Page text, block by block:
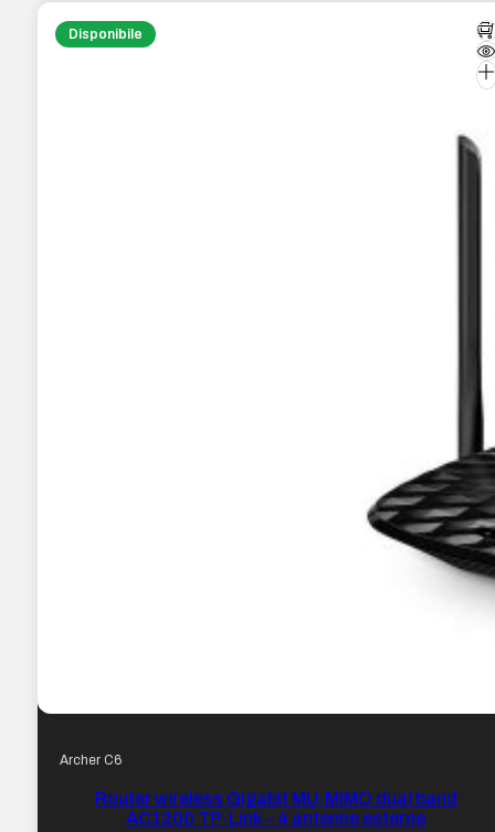
Disponibile
Archer C6
Router wireless Gigabit MU-MIMO dual band
AC1200 TP-Link – 4 antenne esterne